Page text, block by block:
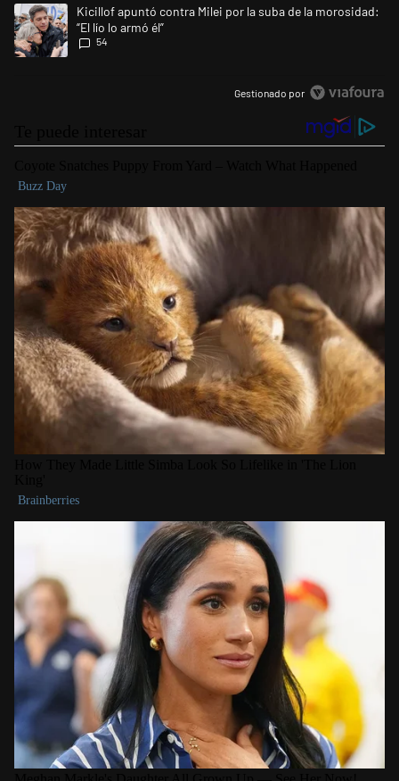
Un artículo de tendencia con el título "Kicillof apuntó contra Milei por
Kicillof apuntó contra Milei por la suba de la morosidad:
“El lío lo armó él”
54
Gestionado por